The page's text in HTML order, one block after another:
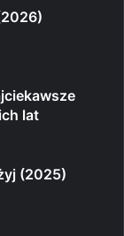
lat
(2025)